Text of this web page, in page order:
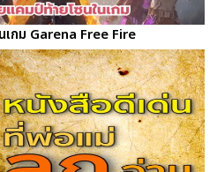
กม Garena Free Fire